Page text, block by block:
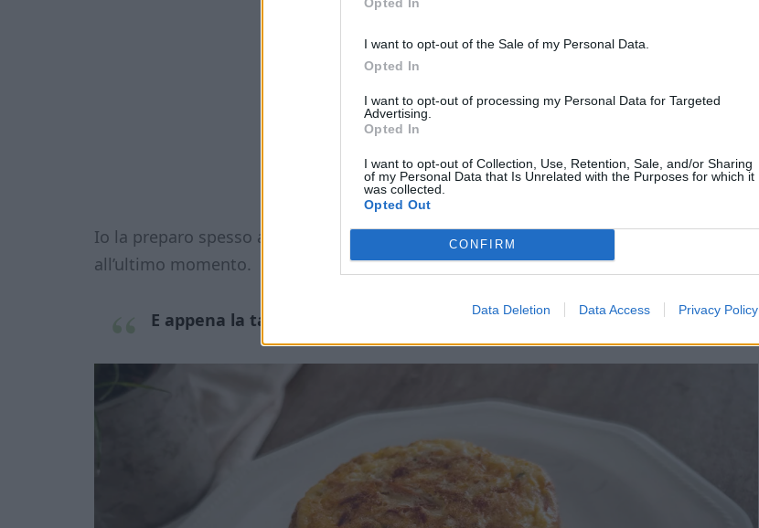
I want to opt-out of the Sale of my Personal Data.
Opted In
I want to opt-out of processing my Personal Data for Targeted
Advertising.
Opted In
I want to opt-out of Collection, Use, Retention, Sale, and/or Sharing
of my Personal Data that Is Unrelated with the Purposes for which it
was collected.
Opted Out
CONFIRM
Data Deletion Data Access Privacy Policy
Io la preparo spesso anche per svuotare il frigo o per fare un pranzo veloce da farcire
all’ultimo momento.
E appena la tagli a metà sembra davvero un piccolo panino.